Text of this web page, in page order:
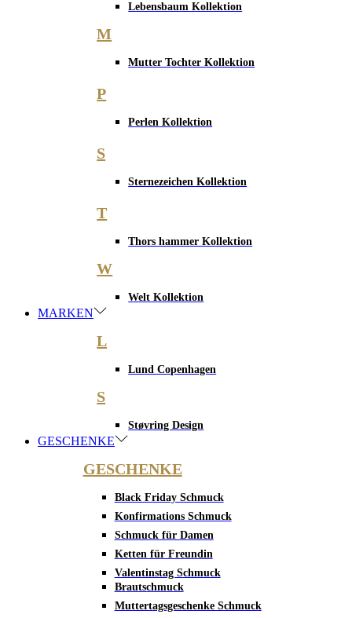
Lebensbaum Kollektion
M
Mutter Tochter Kollektion
P
Perlen Kollektion
S
Sternezeichen Kollektion
T
Thors hammer Kollektion
W
Welt Kollektion
MARKEN
L
Lund Copenhagen
S
Støvring Design
GESCHENKE
GESCHENKE
Black Friday Schmuck
Konfirmations Schmuck
Schmuck für Damen
Ketten für Freundin
Valentinstag Schmuck
Brautschmuck
Muttertagsgeschenke Schmuck